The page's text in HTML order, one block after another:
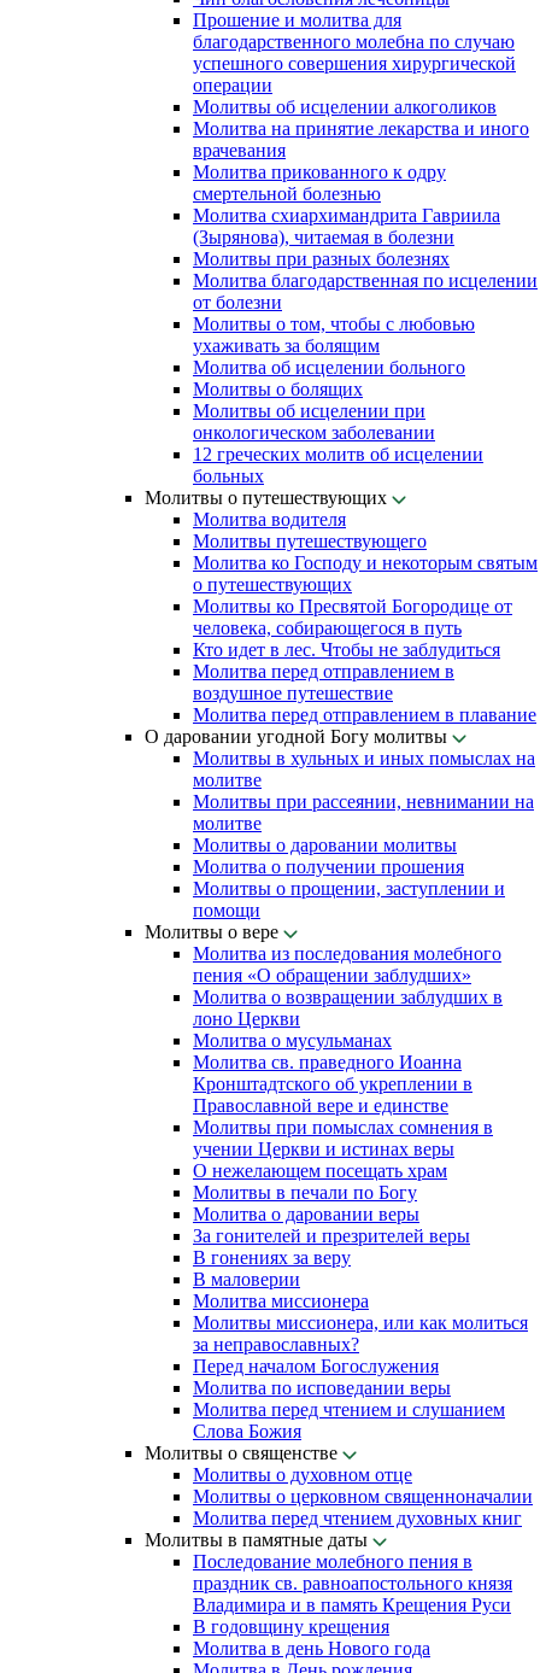
Прошение и молитва для
благодарственного молебна по случаю
успешного совершения хирургической
операции
Молитвы об исцелении алкоголиков
Молитва на принятие лекарства и иного
врачевания
Молитва прикованного к одру
смертельной болезнью
Молитва схиархимандрита Гавриила
(Зырянова), читаемая в болезни
Молитвы при разных болезнях
Молитва благодарственная по исцелении
от болезни
Молитвы о том, чтобы с любовью
ухаживать за болящим
Молитва об исцелении больного
Молитвы о болящих
Молитвы об исцелении при
онкологическом заболевании
12 греческих молитв об исцелении
больных
Молитвы о путешествующих
Молитва водителя
Молитвы путешествующего
Молитва ко Господу и некоторым святым
о путешествующих
Молитвы ко Пресвятой Богородице от
человека, собирающегося в путь
Кто идет в лес. Чтобы не заблудиться
Молитва перед отправлением в
воздушное путешествие
Молитва перед отправлением в плавание
О даровании угодной Богу молитвы
Молитвы в хульных и иных помыслах на
молитве
Молитвы при рассеянии, невнимании на
молитве
Молитвы о даровании молитвы
Молитва о получении прошения
Молитвы о прощении, заступлении и
помощи
Молитвы о вере
Молитва из последования молебного
пения «О обращении заблудших»
Молитва о возвращении заблудших в
лоно Церкви
Молитва о мусульманах
Молитва св. праведного Иоанна
Кронштадтского об укреплении в
Православной вере и единстве
Молитвы при помыслах сомнения в
учении Церкви и истинах веры
О нежелающем посещать храм
Молитвы в печали по Богу
Молитва о даровании веры
За гонителей и презрителей веры
В гонениях за веру
В маловерии
Молитва миссионера
Молитвы миссионера, или как молиться
за неправославных?
Перед началом Богослужения
Молитва по исповедании веры
Молитва перед чтением и слушанием
Слова Божия
Молитвы о священстве
Молитвы о духовном отце
Молитвы о церковном священноначалии
Молитва перед чтением духовных книг
Молитвы в памятные даты
Последование молебного пения в
праздник св. равноапостольного князя
Владимира и в память Крещения Руси
В годовщину крещения
Молитва в день Нового года